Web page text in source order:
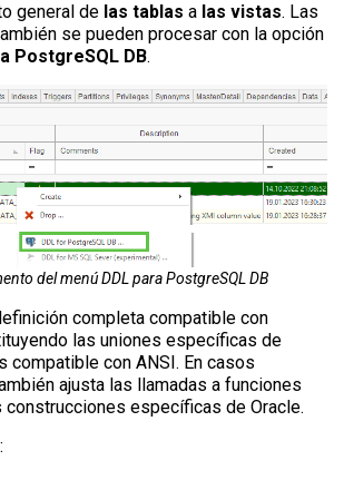
general de las tablas a las vistas. Las
se pueden procesar con la opción
PostgreSQL DB.
del menú DDL para PostgreSQL DB
completa compatible con
las uniones específicas de
compatible con ANSI. En casos
ajusta las llamadas a funciones
construcciones específicas de Oracle.